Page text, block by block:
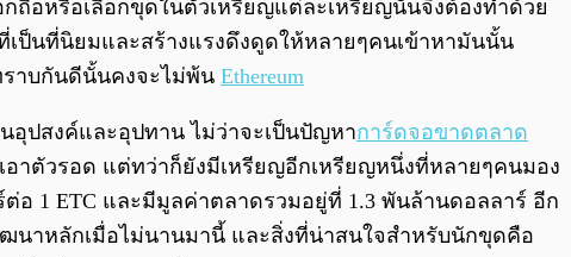
ถือหรือเลือกขุดในตัวเหรียญแต่ละเหรียญนั้นจึงต้องทำด้วย
ป็นที่นิยมและสร้างแรงดึงดูดให้หลายๆคนเข้าหามันนั้น
าบกันดีนั้นคงจะไม่พ้น Ethereum
อุปสงค์และอุปทาน ไม่ว่าจะเป็นปัญหาการ์ดจอขาดตลาด
อาตัวรอด แต่ทว่าก็ยังมีเหรียญอีกเหรียญหนึ่งที่หลายๆคนมอง
อ 1 ETC และมีมูลค่าตลาดรวมอยู่ที่ 1.3 พันล้านดอลลาร์ อีก
นาหลักเมื่อไม่นานมานี้ และสิ่งที่น่าสนใจสำหรับนักขุดคือ